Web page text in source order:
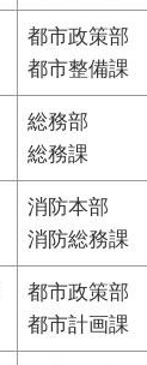
都市政策部
都市整備課
総務部
総務課
消防本部
消防総務課
都市政策部
都市計画課